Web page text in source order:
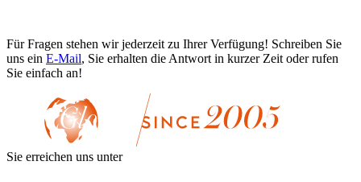
Für Fragen stehen wir jederzeit zu Ihrer Verfügung! Schreiben Sie
uns ein E-Mail, Sie erhalten die Antwort in kurzer Zeit oder rufen
Sie einfach an!
Sie erreichen uns unter